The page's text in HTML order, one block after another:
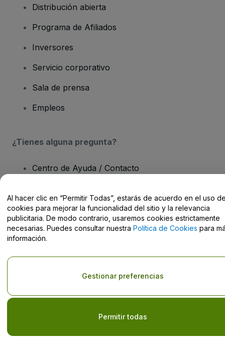
Distribución abierta
Programa de Afiliados
Inversores
Servicio corporativo
Sala de prensa
Empleos
¿Tienes alguna pregunta?
Centro de Ayuda / Contacto
Derechos reservados © viagogo GmbH 2026 Datos de la Empresa
El uso de este sitio web constituye la aceptación de los
Términos y
Condiciones
Do Not Share My Personal Information/Your Privacy Choices
Al hacer clic en “Permitir Todas”, estarás de acuerdo en el uso
cookies para mejorar la funcionalidad del sitio y la relevancia
publicitaria. De modo contrario, usaremos cookies estrictamente
necesarias. Puedes consultar nuestra Política de Cookies para
información.
Permitir todas
Gestionar preferencias